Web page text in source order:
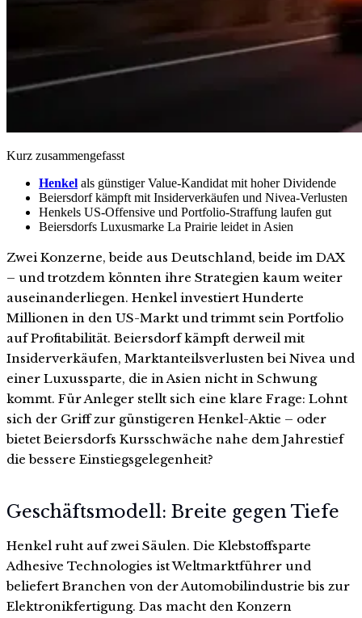
Kurz zusammengefasst
Henkel als günstiger Value-Kandidat mit hoher Dividende
Beiersdorf kämpft mit Insiderverkäufen und Nivea-Verlusten
Henkels US-Offensive und Portfolio-Straffung laufen gut
Beiersdorfs Luxusmarke La Prairie leidet in Asien
Zwei Konzerne, beide aus Deutschland, beide im DAX
– und trotzdem könnten ihre Strategien kaum weiter
auseinanderliegen. Henkel investiert Hunderte
Millionen in den US-Markt und trimmt sein Portfolio
auf Profitabilität. Beiersdorf kämpft derweil mit
Insiderverkäufen, Marktanteilsverlusten bei Nivea und
einer Luxussparte, die in Asien nicht in Schwung
kommt. Für Anleger stellt sich eine klare Frage: Lohnt
sich der Griff zur günstigeren Henkel-Aktie – oder
bietet Beiersdorfs Kursschwäche nahe dem Jahrestief
die bessere Einstiegsgelegenheit?
Geschäftsmodell: Breite gegen Tiefe
Henkel ruht auf zwei Säulen. Die Klebstoffsparte
Adhesive Technologies ist Weltmarktführer und
beliefert Branchen von der Automobilindustrie bis zur
Elektronikfertigung. Das macht den Konzern